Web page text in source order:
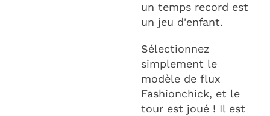
un temps record est
un jeu d'enfant.
Sélectionnez
simplement le
modèle de flux
Fashionchick, et le
tour est joué ! Il est